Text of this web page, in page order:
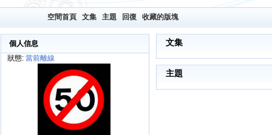
空間首頁 文集 主題 回復 收藏的版塊
個人信息
狀態: 當前離線
文集
主題